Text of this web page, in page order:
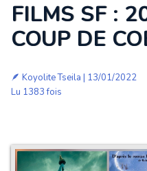
FILMS SF :
COUP DE
🪶 Koyolite Tseila | 13/01/2022
Lu 1383 fois